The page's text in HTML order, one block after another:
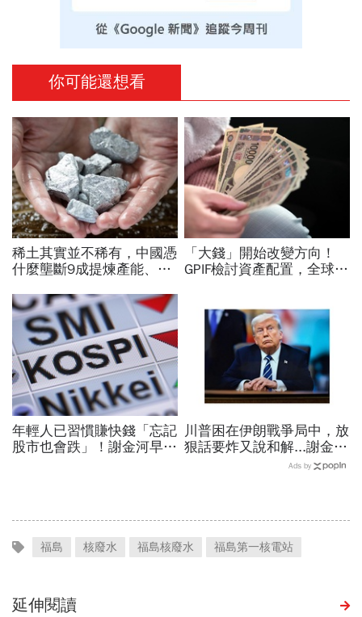
你可能還想看
稀土其實並不稀有，中國憑
什麼壟斷9成提煉產能、掐
美中角力下，台灣最該擔心
的事
「大錢」開始改變方向！
GPIF檢討資產配置，全球資
年輕人已習慣賺快錢「忘記
股市也會跌」！謝金河早一
川普困在伊朗戰爭局中，放
狠話要炸又說和解...謝金河
揭伊朗權力結構：制度決定
Ads by
福島 核廢水 福島核廢水 福島第一核電站
延伸閱讀